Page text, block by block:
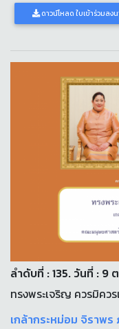
ดาวน์โหลด ใบเข้าร่วมลง
ลำดับที่ : 135. วันที่ : 9
ทรงพระเจริญ ควรมิคว
เกล้ากระหม่อม จิราพร